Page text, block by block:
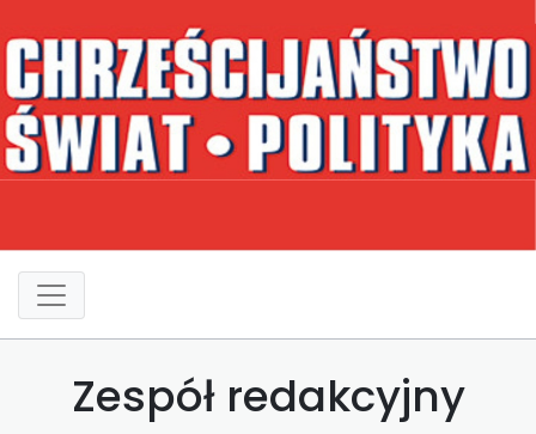
Zespół redakcyjny